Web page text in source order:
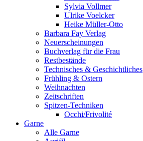
Sylvia Vollmer
Ulrike Voelcker
Heike Müller-Otto
Barbara Fay Verlag
Neuerscheinungen
Buchverlag für die Frau
Restbestände
Technisches & Geschichtliches
Frühling & Ostern
Weihnachten
Zeitschriften
Spitzen-Techniken
Occhi/Frivolité
Garne
Alle Garne